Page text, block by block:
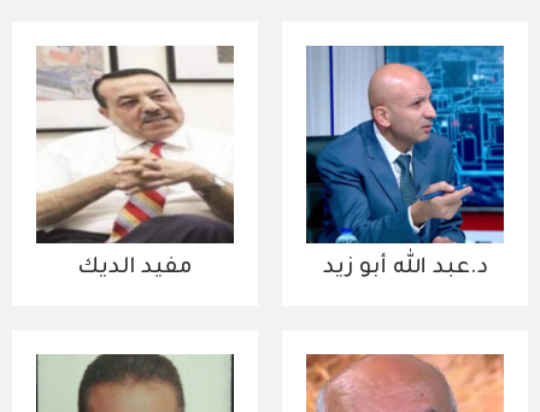
د.عبد الله أبو زيد مفيد الديك